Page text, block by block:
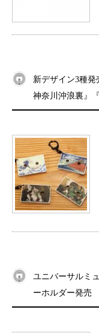
新デザイン3種
神奈川沖浪裏』
ユニバーサルミ
ーホルダー発売